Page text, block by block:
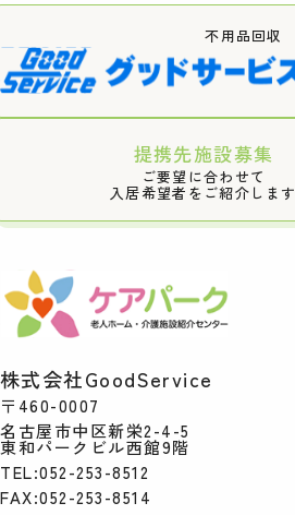
株式会社GoodService
〒460-0007
名古屋市中区新栄2-4-5
東和パークビル西館9階
TEL:052-253-8512
FAX:052-253-8514
不用品回収
提携先施設募集
ご要望に合わせて
入居希望者をご紹介します